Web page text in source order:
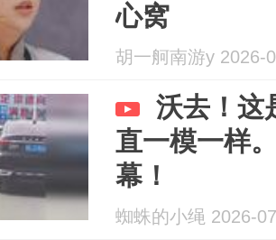
心窝
胡一舸南游y 2026-
沃去！这
直一模一样
幕！
蜘蛛的小绳 2026-